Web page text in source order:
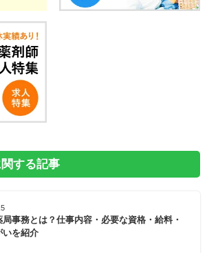
する記事
局事務とは？仕事内容・必要な資格・給料・
いを紹介